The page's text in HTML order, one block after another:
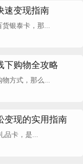
速变现指南
货银泰卡，那...
下购物全攻略
物方式，那么...
变现的实用指南
品卡，是...